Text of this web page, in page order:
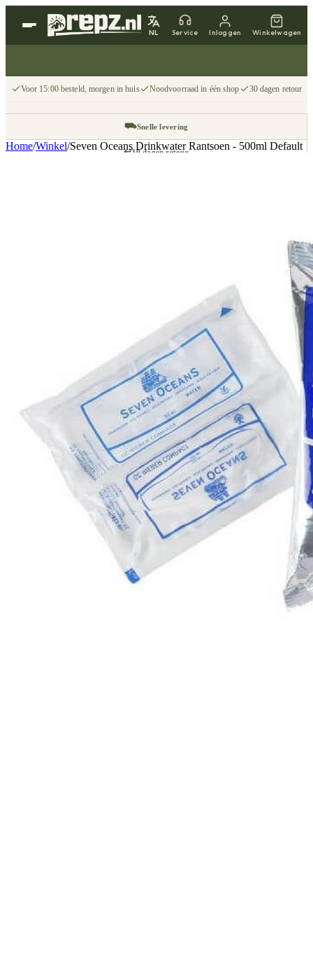
NL Service Inloggen Winkelwagen
Voor 15:00 besteld, morgen in huis Noodvoorraad in één shop 30 dagen retour
⛟Snelle levering
↩30 dagen retour
Home/Winkel/Seven Oceans Drinkwater Rantsoen - 500ml Default